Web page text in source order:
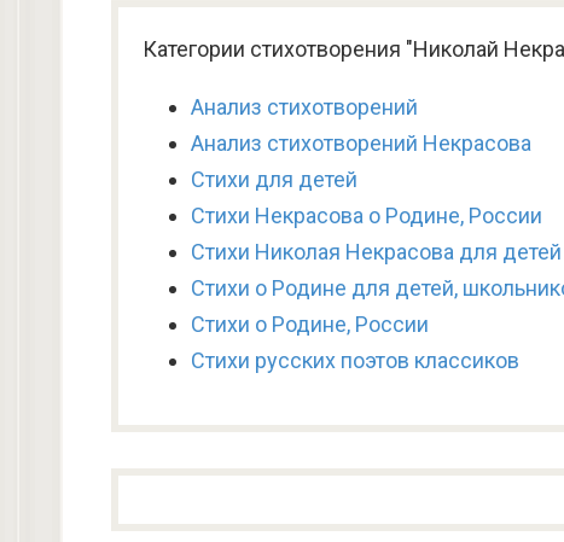
Категории стихотворения "Николай
Анализ стихотворений
Анализ стихотворений Некрасова
Стихи для детей
Стихи Некрасова о Родине, России
Стихи Николая Некрасова для детей
Стихи о Родине для детей,
Стихи о Родине, России
Стихи русских поэтов классиков